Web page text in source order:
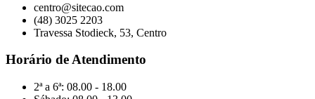
centro@sitecao.com
(48) 3025 2203
Travessa Stodieck, 53, Centro
Horário de Atendimento
2ª a 6ª: 08.00 - 18.00